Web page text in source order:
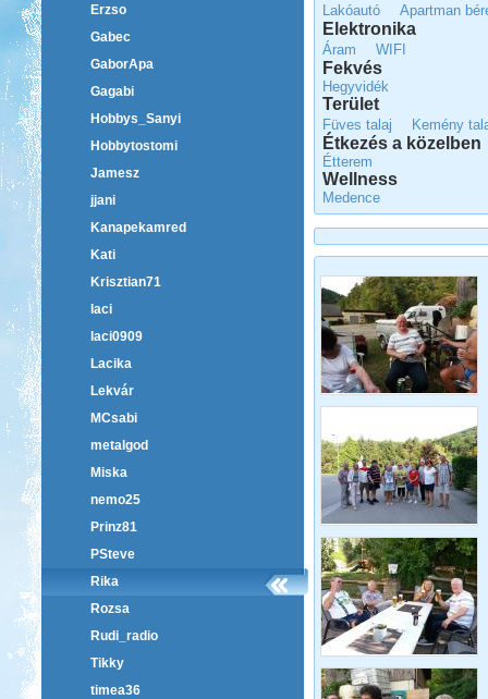
Erzso
Gabec
GaborApa
Gagabi
Hobbys_Sanyi
Hobbytostomi
Jamesz
jjani
Kanapekamred
Kati
Krisztian71
laci
laci0909
Lacika
Lekvár
MCsabi
metalgod
Miska
nemo25
Prinz81
PSteve
Rika
Rozsa
Rudi_radio
Tikky
timea36
Lakóautó Apartman
Elektronika
Áram WIFI
Fekvés
Hegyvidék
Terület
Füves talaj Kemény
Étkezés a közelben
Étterem
Wellness
Medence